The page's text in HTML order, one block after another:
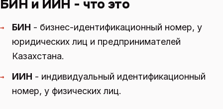
БИН и ИИН - что это
→ БИН - бизнес-идентификационный номер, у
юридических лиц и предпринимателей
Казахстана.
→ ИИН - индивидуальный идентификационный
номер, у физических лиц.